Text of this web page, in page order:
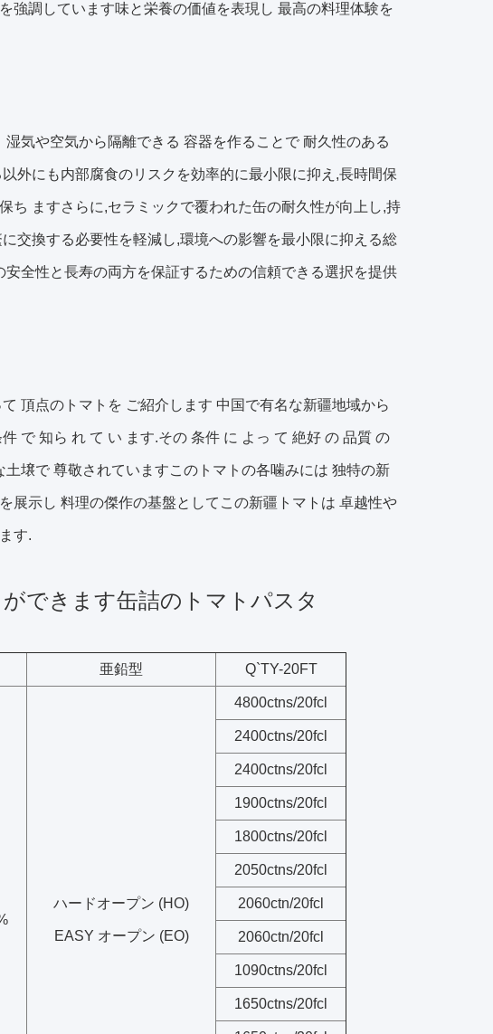
強調しています味と栄養の価値を表現し 最高の料理体験を
気や空気から隔離できる 容器を作ることで 耐久性のある
外にも内部腐食のリスクを効率的に最小限に抑え,長時間保
ち ますさらに,セラミックで覆われた缶の耐久性が向上し,持
交換する必要性を軽減し,環境への影響を最小限に抑える総
全性と長寿の両方を保証するための信頼できる選択を提供
頂点のトマトを ご紹介します 中国で有名な新疆地域から
で 知ら れ て い ます.その 条件 に よっ て 絶好 の 品質 の
壌で 尊敬されていますこのトマトの各噛みには 独特の新
展示し 料理の傑作の基盤としてこの新疆トマトは 卓越性や
す.
できます缶詰のトマトパスタ
亜鉛型 Q`TY-20FT
ハードオープン (HO)
EASY オープン (EO)
4800ctns/20fcl
2400ctns/20fcl
2400ctns/20fcl
1900ctns/20fcl
1800ctns/20fcl
2050ctns/20fcl
2060ctn/20fcl
2060ctn/20fcl
1090ctns/20fcl
1650ctns/20fcl